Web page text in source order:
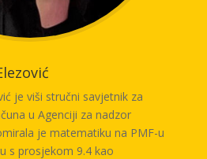
iskustvo angažmana na
je viši stručni savjetnik za
u Agenciji za nadzor
je matematiku na PMF-u
s prosjekom 9.4 kao